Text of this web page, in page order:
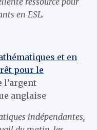
en ESL.
et en
pour le
l’argent
anglaise
indépendantes,